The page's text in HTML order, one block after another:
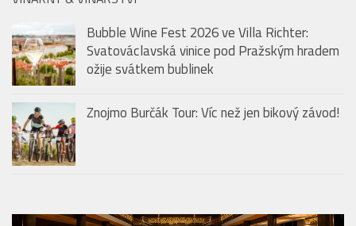
Bubble Wine Fest 2026 ve Villa Richter:
Svatováclavská vinice pod Pražským hradem
ožije svátkem bublinek
Znojmo Burčák Tour: Víc než jen bikový závod!